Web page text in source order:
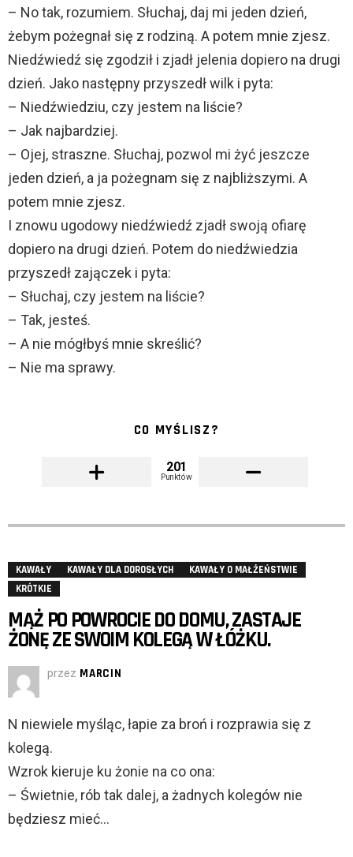
– No tak, rozumiem. Słuchaj, daj mi jeden dzień,
żebym pożegnał się z rodziną. A potem mnie zjesz.
Niedźwiedź się zgodził i zjadł jelenia dopiero na drugi
dzień. Jako następny przyszedł wilk i pyta:
– Niedźwiedziu, czy jestem na liście?
– Jak najbardziej.
– Ojej, straszne. Słuchaj, pozwol mi żyć jeszcze
jeden dzień, a ja pożegnam się z najbliższymi. A
potem mnie zjesz.
I znowu ugodowy niedźwiedź zjadł swoją ofiarę
dopiero na drugi dzień. Potem do niedźwiedzia
przyszedł zajączek i pyta:
– Słuchaj, czy jestem na liście?
– Tak, jesteś.
– A nie mógłbyś mnie skreślić?
– Nie ma sprawy.
CO MYŚLISZ?
201
Punktów
KAWAŁY KAWAŁY DLA DOROSŁYCH
KAWAŁY O MAŁŻEŃSTWIE
KRÓTKIE
MĄŻ PO POWROCIE DO DOMU, ZASTAJE
ŻONĘ ZE SWOIM KOLEGĄ W ŁÓŻKU.
przez MARCIN
N niewiele myśląc, łapie za broń i rozprawia się z
kolegą.
Wzrok kieruje ku żonie na co ona:
– Świetnie, rób tak dalej, a żadnych kolegów nie
będziesz mieć…